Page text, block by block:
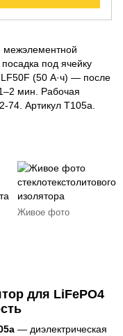
межэлементной
под ячейку
(50 А·ч) — после
мин. Рабочая
74. Артикул T105a.
Живое фото
для LiFePO4
— диэлектрическая